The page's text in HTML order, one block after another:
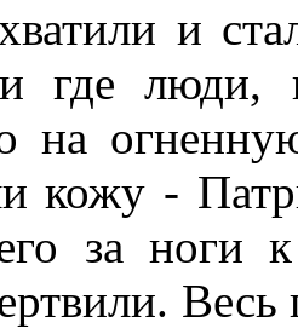
и
и где люди,
на
кожу -
за ноги